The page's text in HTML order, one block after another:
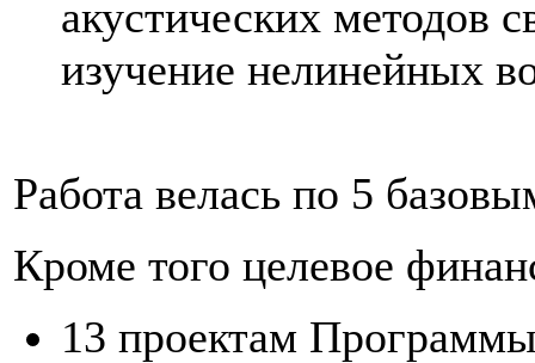
акустических методов
изучение нелинейных
Работа велась по 5
Кроме того целевое
13 проектам